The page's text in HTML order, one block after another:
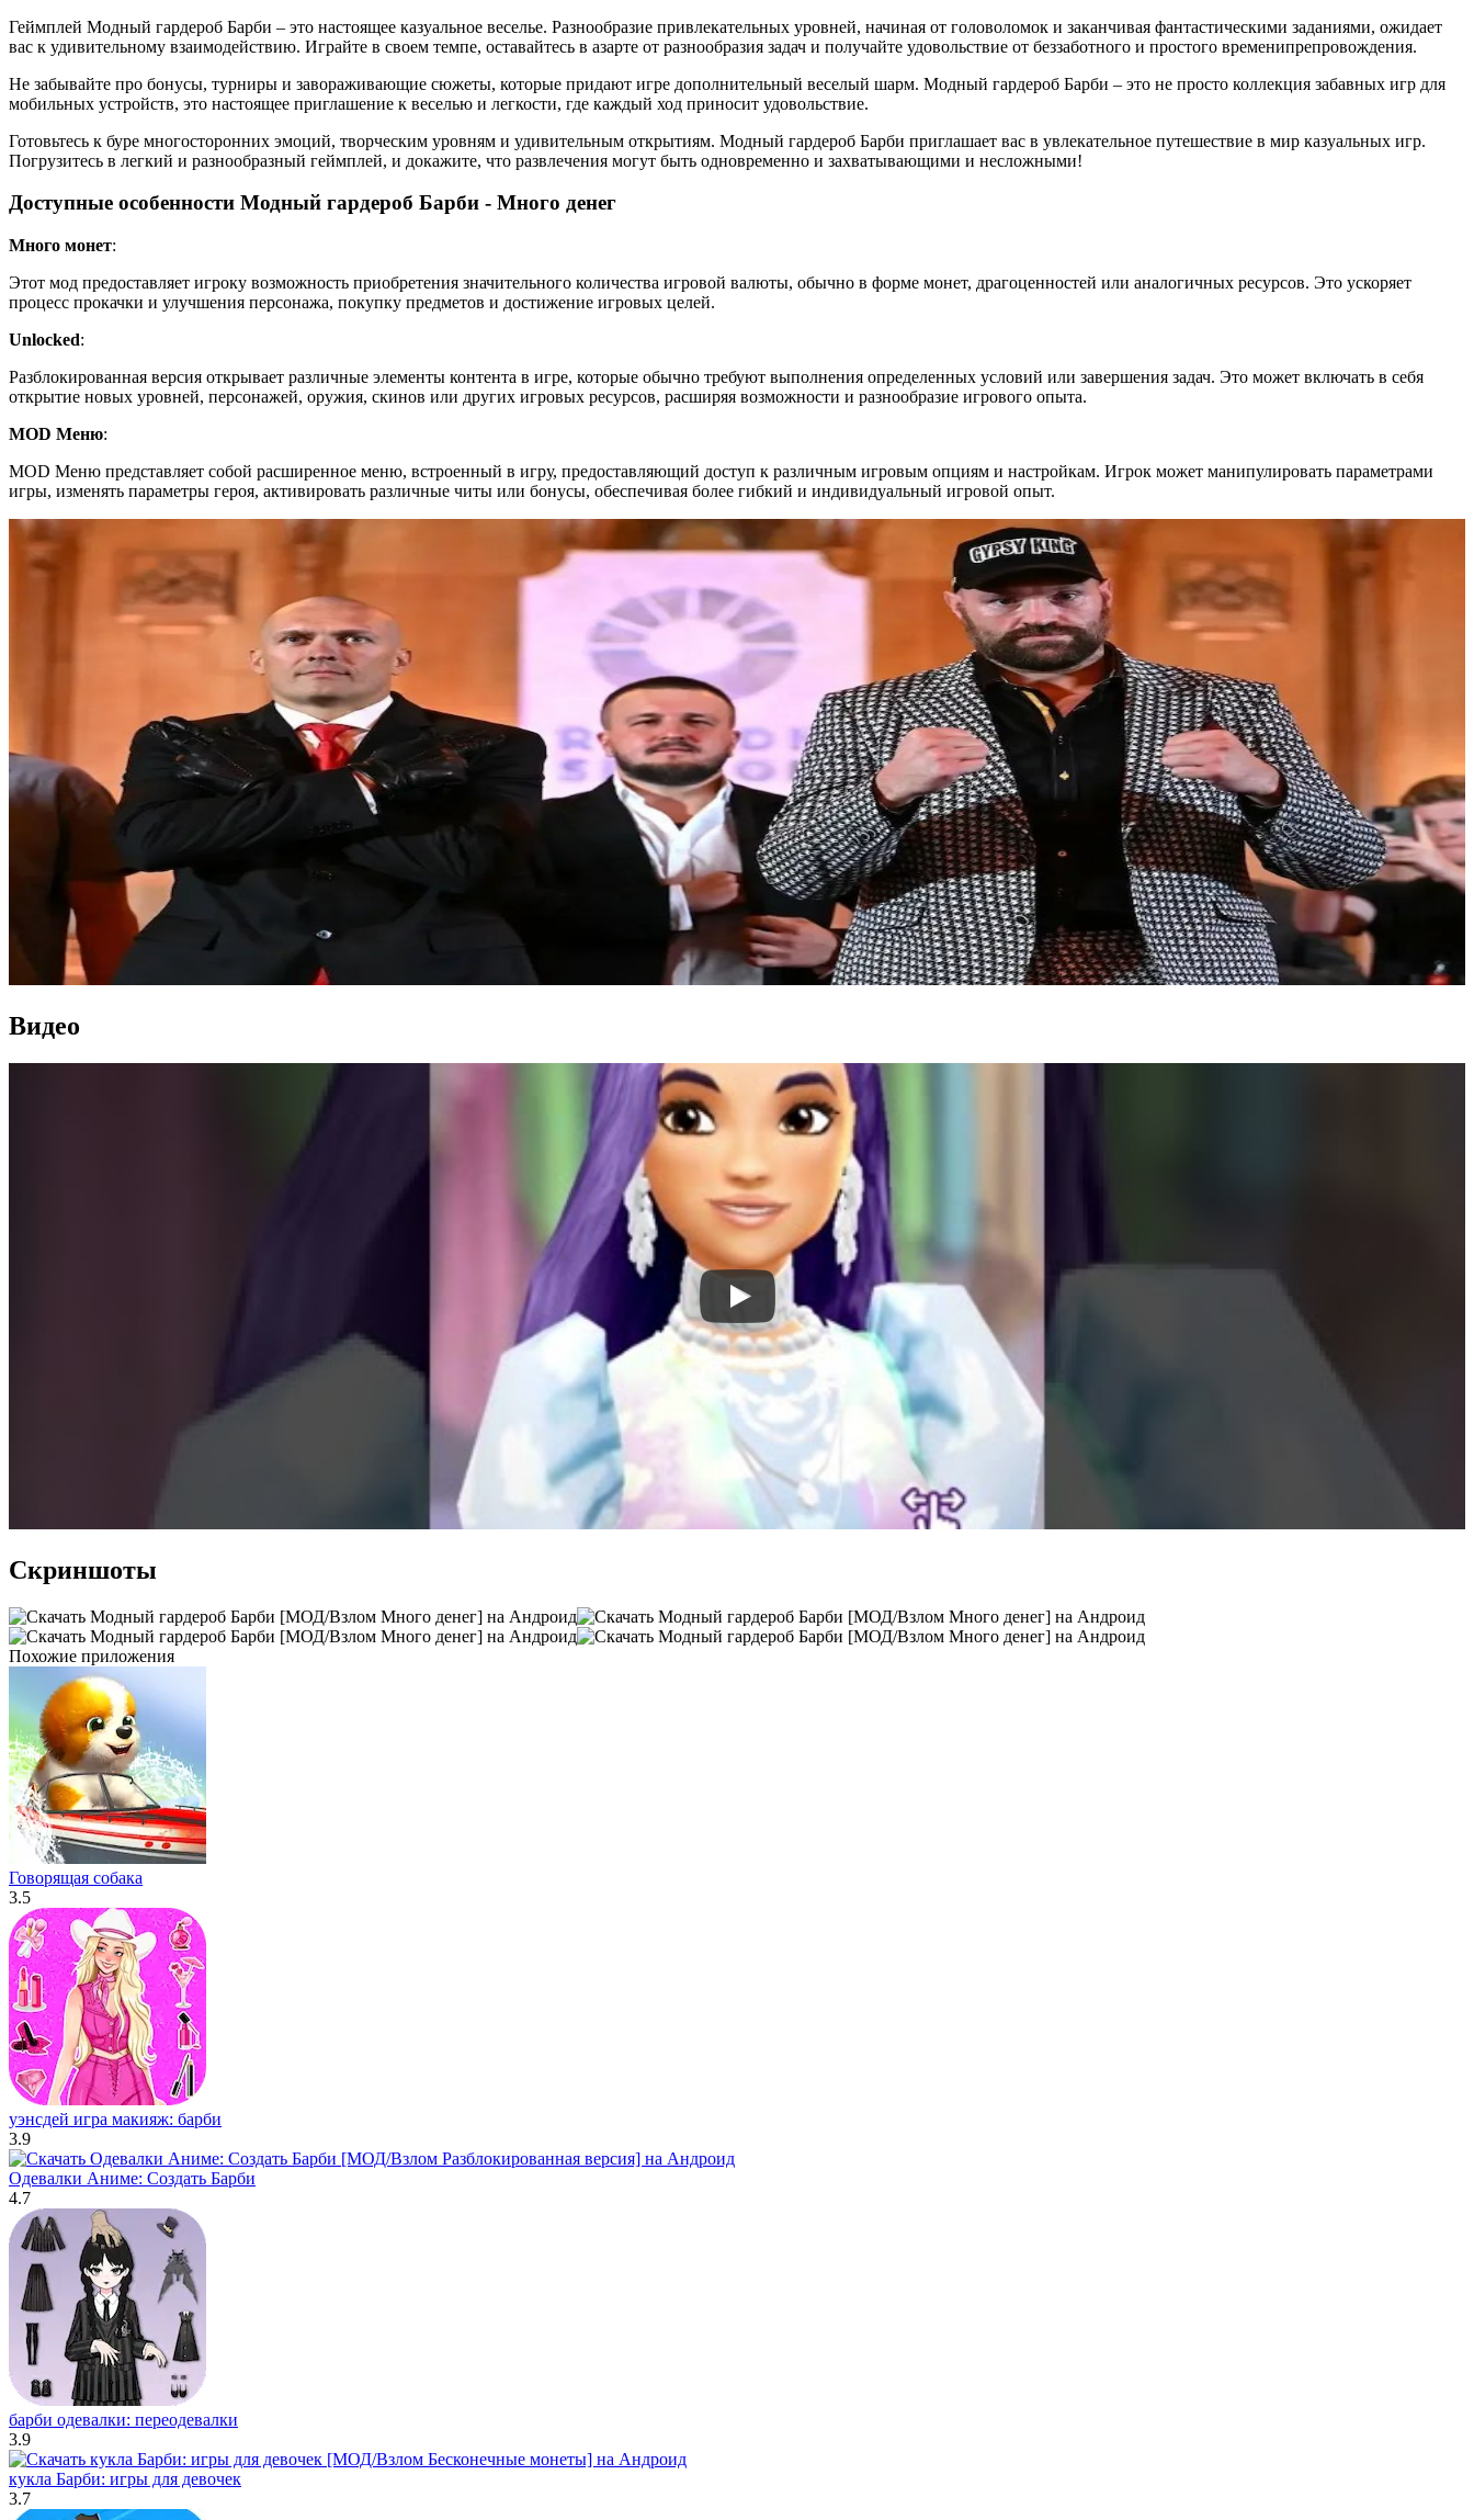
Геймплей Модный гардероб Барби – это настоящее казуальное веселье. Разнообразие привлекательных уровней, начиная от головоломок и заканчивая фантастическими заданиями, ожидает
вас к удивительному взаимодействию. Играйте в своем темпе, оставайтесь в азарте от разнообразия задач и получайте удовольствие от беззаботного и простого временипрепровождения.
Не забывайте про бонусы, турниры и завораживающие сюжеты, которые придают игре дополнительный веселый шарм. Модный гардероб Барби – это не просто коллекция забавных игр для
мобильных устройств, это настоящее приглашение к веселью и легкости, где каждый ход приносит удовольствие.
Готовьтесь к буре многосторонних эмоций, творческим уровням и удивительным открытиям. Модный гардероб Барби приглашает вас в увлекательное путешествие в мир казуальных игр.
Погрузитесь в легкий и разнообразный геймплей, и докажите, что развлечения могут быть одновременно и захватывающими и несложными!
Доступные особенности Модный гардероб Барби - Много денег
Много монет:
Этот мод предоставляет игроку возможность приобретения значительного количества игровой валюты, обычно в форме монет, драгоценностей или аналогичных ресурсов. Это ускоряет
процесс прокачки и улучшения персонажа, покупку предметов и достижение игровых целей.
Unlocked:
Разблокированная версия открывает различные элементы контента в игре, которые обычно требуют выполнения определенных условий или завершения задач. Это может включать в себя
открытие новых уровней, персонажей, оружия, скинов или других игровых ресурсов, расширяя возможности и разнообразие игрового опыта.
MOD Меню:
MOD Меню представляет собой расширенное меню, встроенный в игру, предоставляющий доступ к различным игровым опциям и настройкам. Игрок может манипулировать параметрами
игры, изменять параметры героя, активировать различные читы или бонусы, обеспечивая более гибкий и индивидуальный игровой опыт.
Видео
Скриншоты
Похожие приложения
Говорящая собака
3.5
уэнсдей игра макияж: барби
3.9
Oдевалки Aниме: Cоздать Барби
4.7
барби одевалки: переодевалки
3.9
кукла Барби: игры для девочек
3.7